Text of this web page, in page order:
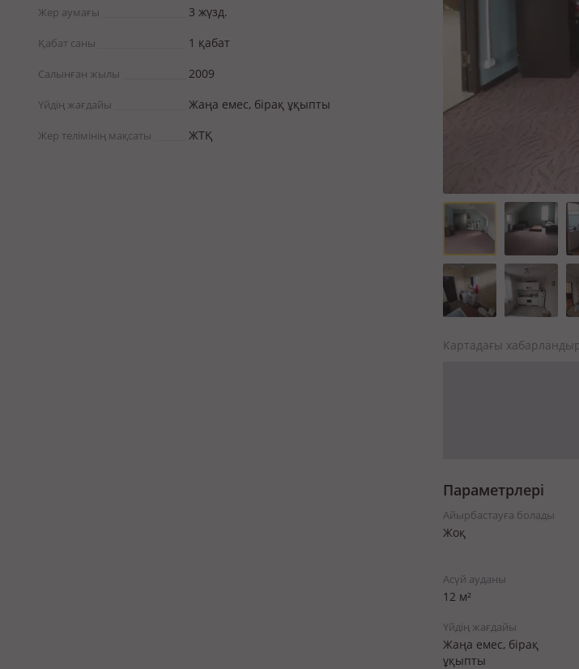
Жер аумағы 3 жүзд.
Қабат саны 1 қабат
Салынған жылы 2009
Үйдің жағдайы Жаңа емес, бірақ ұқыпты
Жер телімінің мақсаты ЖТҚ
Картадағы
Параметрлері
Айырбастауға болады
Жоқ
Асүй ауданы
12 м²
Үйдің жағдайы
Жаңа емес, бірақ
ұқыпты